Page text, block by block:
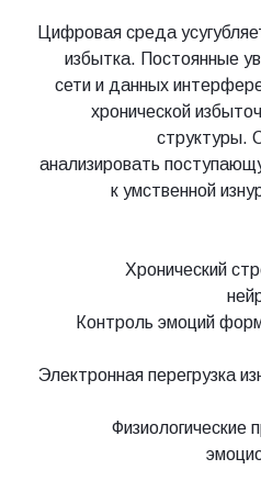
Цифровая среда
избытка. Постоянные
сети и данных
хронической
структуры.
анализировать
к умственной
Хронический
Контроль эмоций
Электронная перегрузка
Физиологические